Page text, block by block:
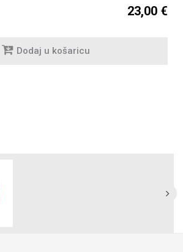
23,00 €
Dodaj u košaricu